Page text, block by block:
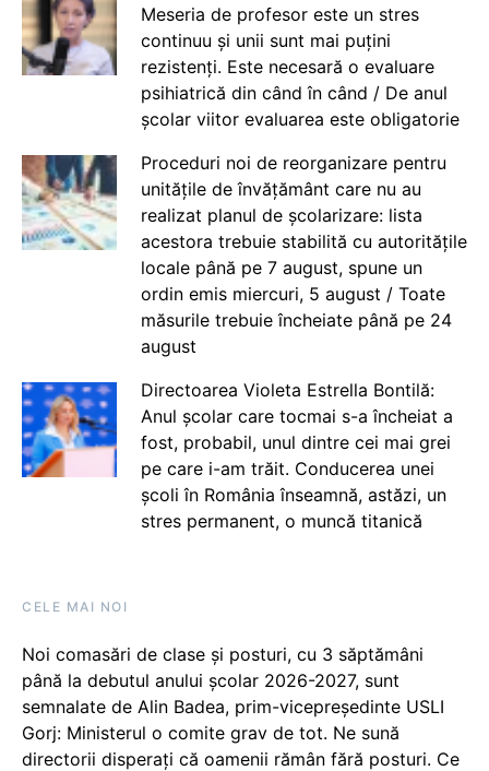
Meseria de profesor este un stres
continuu și unii sunt mai puțini
rezistenți. Este necesară o evaluare
psihiatrică din când în când / De anul
școlar viitor evaluarea este obligatorie
Proceduri noi de reorganizare pentru
unitățile de învățământ care nu au
realizat planul de școlarizare: lista
acestora trebuie stabilită cu autoritățile
locale până pe 7 august, spune un
ordin emis miercuri, 5 august / Toate
măsurile trebuie încheiate până pe 24
august
Directoarea Violeta Estrella Bontilă:
Anul școlar care tocmai s-a încheiat a
fost, probabil, unul dintre cei mai grei
pe care i-am trăit. Conducerea unei
școli în România înseamnă, astăzi, un
stres permanent, o muncă titanică
CELE MAI NOI
Noi comasări de clase și posturi, cu 3 săptămâni
până la debutul anului școlar 2026-2027, sunt
semnalate de Alin Badea, prim-vicepreședinte USLI
Gorj: Ministerul o comite grav de tot. Ne sună
directorii disperați că oamenii rămân fără posturi. Ce